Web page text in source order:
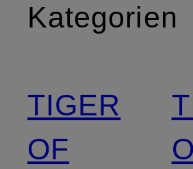
Kategorien
TIGER
OF